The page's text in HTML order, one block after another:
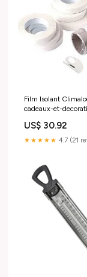
Film Isolant
cadeaux-et-
US$ 30.92
★★★★★ 4.7 (21